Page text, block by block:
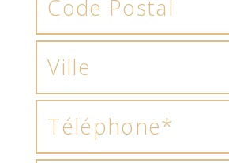
passe sa commande.
4.2 – DISPONIBILITE
PRODUITS
Nos packs sont disponibles à